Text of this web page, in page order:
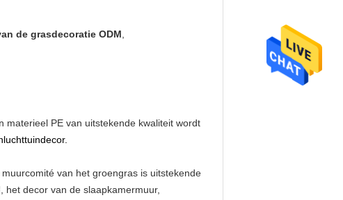
de grasdecoratie ODM
materieel PE van uitstekende kwaliteit wordt
van het groengras is uitstekende
decor van de slaapkamermuur,